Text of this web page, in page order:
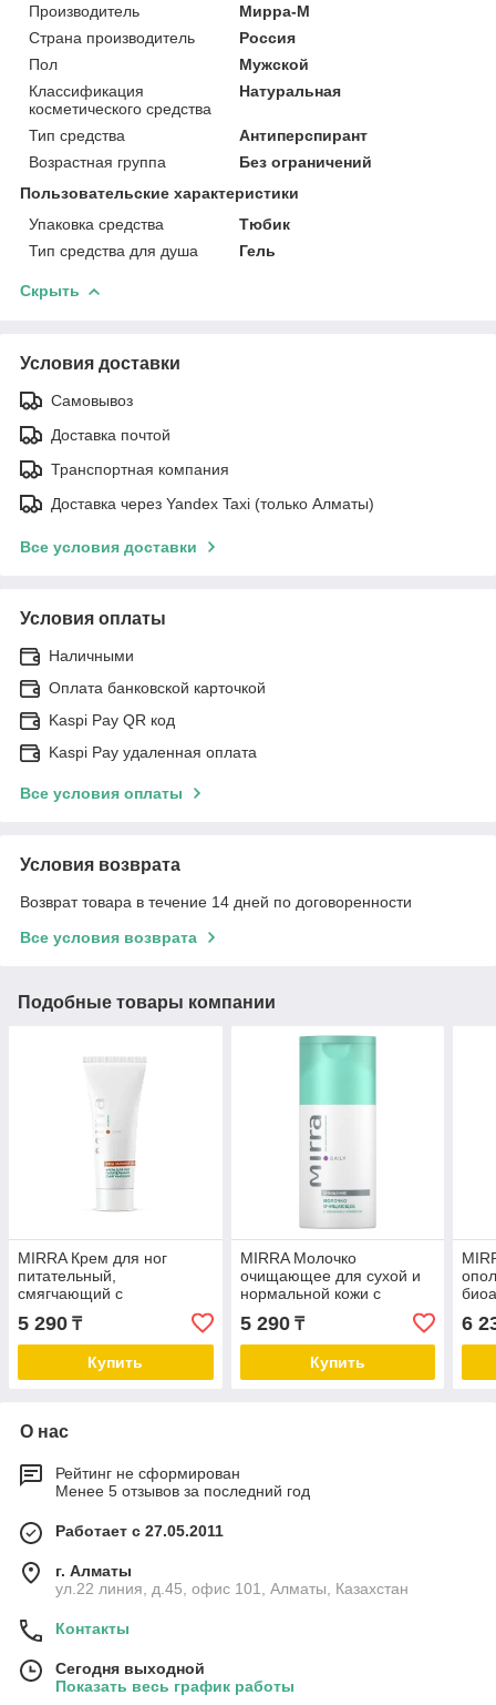
Производитель
Мирра-М
Страна производитель
Россия
Пол
Мужской
Классификация
косметического средства
Натуральная
Тип средства
Антиперспирант
Возрастная группа
Без ограничений
Пользовательские характеристики
Упаковка средства
Тюбик
Тип средства для душа
Гель
Скрыть
Условия доставки
Самовывоз
Доставка почтой
Транспортная компания
Доставка через Yandex Taxi (только Алматы)
Все условия доставки
Условия оплаты
Наличными
Оплата банковской карточкой
Kaspi Pay QR код
Kaspi Pay удаленная оплата
Все условия оплаты
Условия возврата
Возврат товара в течение 14 дней по договоренности
Все условия возврата
Подобные товары компании
MIRRA Крем для ног
питательный,
смягчающий с
дезодорирующим
эффектом (туба, 75 мл)
5 290 ₸
Купить
MIRRA Молочко
очищающее для сухой и
нормальной кожи с
малиной и клевером
5 290₸
Купить
6
О нас
Рейтинг не сформирован
Менее 5 отзывов за последний год
Работает с 27.05.2011
г. Алматы
ул.22 линия, д.45, офис 101, Алматы, Казахстан
Контакты
Сегодня выходной
Показать весь график работы